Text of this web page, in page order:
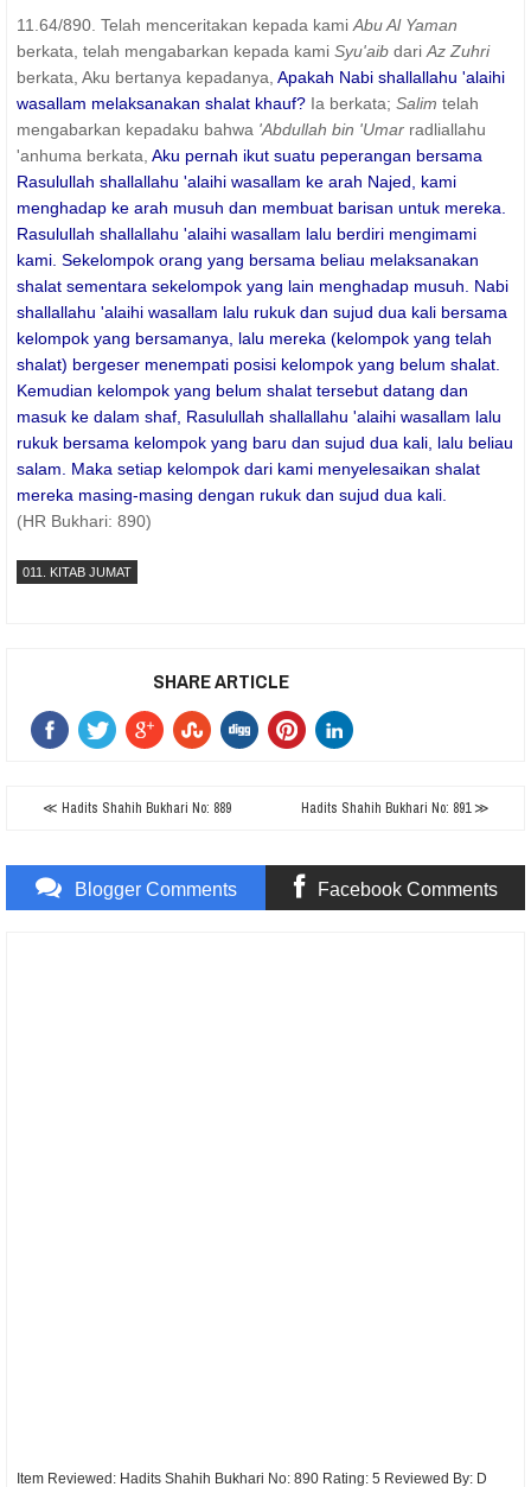
11.64/890. Telah menceritakan kepada kami Abu Al Yaman
berkata, telah mengabarkan kepada kami Syu'aib dari Az Zuhri
berkata, Aku bertanya kepadanya, Apakah Nabi shallallahu 'alaihi
wasallam melaksanakan shalat khauf? Ia berkata; Salim telah
mengabarkan kepadaku bahwa 'Abdullah bin 'Umar radliallahu
'anhuma berkata, Aku pernah ikut suatu peperangan bersama
Rasulullah shallallahu 'alaihi wasallam ke arah Najed, kami
menghadap ke arah musuh dan membuat barisan untuk mereka.
Rasulullah shallallahu 'alaihi wasallam lalu berdiri mengimami
kami. Sekelompok orang yang bersama beliau melaksanakan
shalat sementara sekelompok yang lain menghadap musuh. Nabi
shallallahu 'alaihi wasallam lalu rukuk dan sujud dua kali bersama
kelompok yang bersamanya, lalu mereka (kelompok yang telah
shalat) bergeser menempati posisi kelompok yang belum shalat.
Kemudian kelompok yang belum shalat tersebut datang dan
masuk ke dalam shaf, Rasulullah shallallahu 'alaihi wasallam lalu
rukuk bersama kelompok yang baru dan sujud dua kali, lalu beliau
salam. Maka setiap kelompok dari kami menyelesaikan shalat
mereka masing-masing dengan rukuk dan sujud dua kali.
(HR Bukhari: 890)
011. KITAB JUMAT
SHARE ARTICLE
≪ Hadits Shahih Bukhari No: 889 Hadits Shahih Bukhari No: 891 ≫
Blogger Comments Facebook Comments
Item Reviewed: Hadits Shahih Bukhari No: 890 Rating: 5 Reviewed By: D